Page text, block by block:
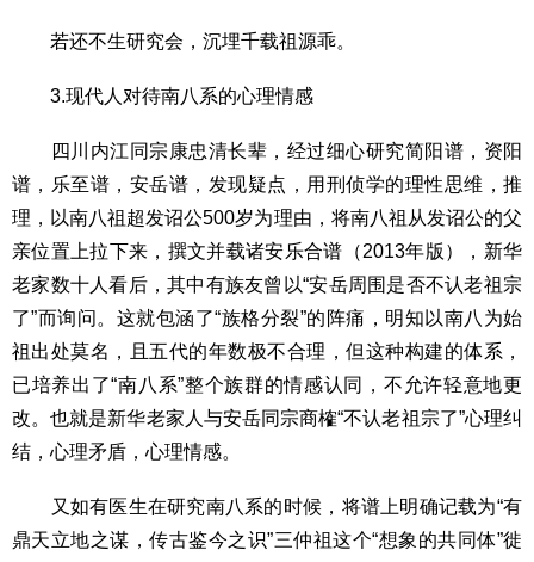
若还不生研究会，沉埋千载祖源乖。
3.现代人对待南八系的心理情感
四川内江同宗康忠清长辈，经过细心研究简阳谱，资阳
谱，乐至谱，安岳谱，发现疑点，用刑侦学的理性思维，推
理，以南八祖超发诏公500岁为理由，将南八祖从发诏公的父
亲位置上拉下来，撰文并载诸安乐合谱（2013年版），新华
老家数十人看后，其中有族友曾以“安岳周围是否不认老祖宗
了”而询问。这就包涵了“族格分裂”的阵痛，明知以南八为始
祖出处莫名，且五代的年数极不合理，但这种构建的体系，
已培养出了“南八系”整个族群的情感认同，不允许轻意地更
改。也就是新华老家人与安岳同宗商榷“不认老祖宗了”心理纠
结，心理矛盾，心理情感。
又如有医生在研究南八系的时候，将谱上明确记载为“有
鼎天立地之谋，传古鉴今之识”三仲祖这个“想象的共同体”徙